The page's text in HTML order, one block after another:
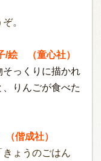
。
/絵 （童心社）
っくりに描かれ
りんごが食べた
偕成社）
きょうのごはん